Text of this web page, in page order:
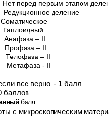
первым этапом
деление
–
–
–
-
все верно - 1 балл
баллов
балл.
с микроскопическим